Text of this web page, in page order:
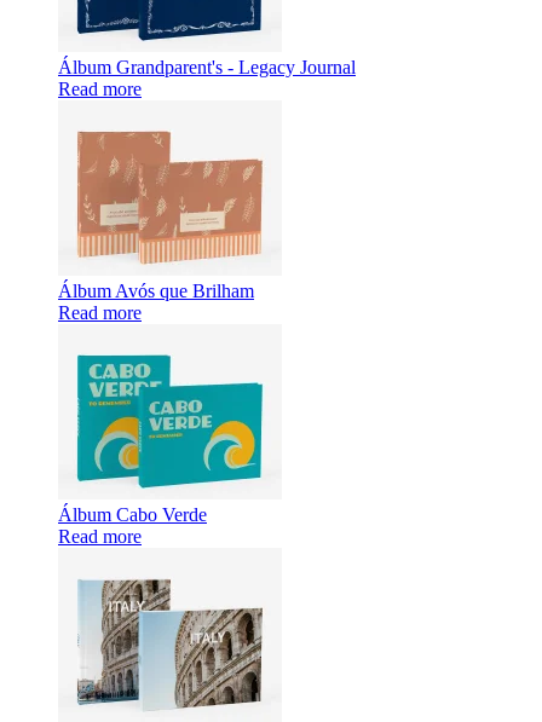
Álbum Grandparent's - Legacy Journal
Read more
Álbum Avós que Brilham
Read more
Álbum Cabo Verde
Read more